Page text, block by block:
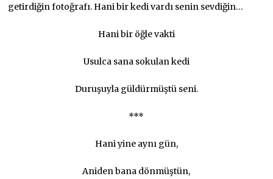
getirdiğin fotoğrafı. Hani bir kedi vardı senin sevdiğin…
Hani bir öğle vakti
Usulca sana sokulan kedi
Duruşuyla güldürmüştü seni.
***
Hani yine aynı gün,
Aniden bana dönmüştün,